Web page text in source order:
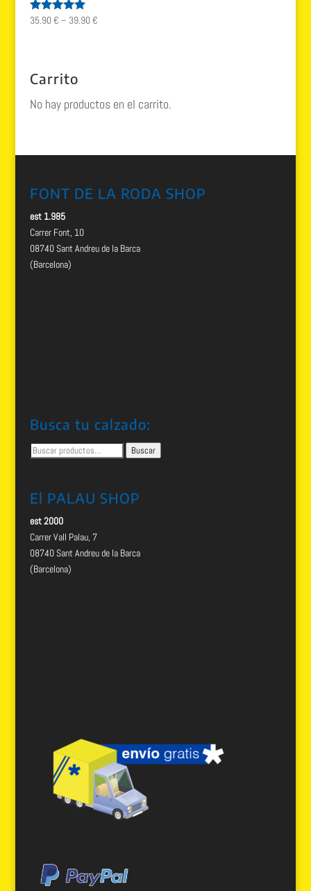
Valorado
35.90€ – 39.90€
Carrito
No hay productos en el carrito.
FONT DE LA RODA SHOP
est 1.985
Carrer Font, 10
08740 Sant Andreu de la Barca
(Barcelona)
Busca tu calzado:
Buscar
por:
Buscar
El PALAU SHOP
est 2000
Carrer Vall Palau, 7
08740 Sant Andreu de la Barca
(Barcelona)